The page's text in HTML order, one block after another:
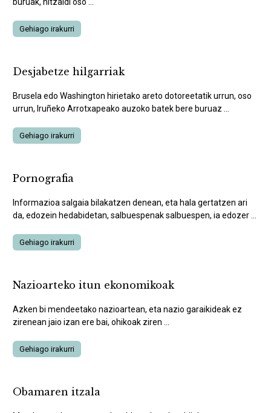
Gehiago irakurri
Desjabetze hilgarriak
Brusela edo Washington hirietako areto dotoreetatik urrun, oso
urrun, Iruñeko Arrotxapeako auzoko batek bere buruaz ...
Gehiago irakurri
Pornografia
Informazioa salgaia bilakatzen denean, eta hala gertatzen ari
da, edozein hedabidetan, salbuespenak salbuespen, ia edozer ...
Gehiago irakurri
Nazioarteko itun ekonomikoak
Azken bi mendeetako nazioartean, eta nazio garaikideak ez
zirenean jaio izan ere bai, ohikoak ziren ...
Gehiago irakurri
Obamaren itzala